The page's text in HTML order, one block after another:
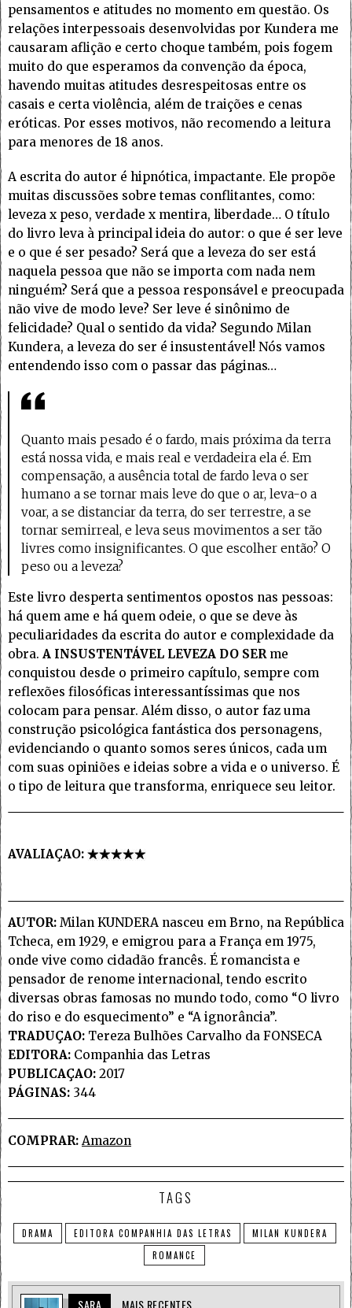
pensamentos e atitudes no momento em questão. Os
relações interpessoais desenvolvidas por Kundera me
causaram aflição e certo choque também, pois fogem
muito do que esperamos da convenção da época,
havendo muitas atitudes desrespeitosas entre os
casais e certa violência, além de traições e cenas
eróticas. Por esses motivos, não recomendo a leitura
para menores de 18 anos.
A escrita do autor é hipnótica, impactante. Ele propõe
muitas discussões sobre temas conflitantes, como:
leveza x peso, verdade x mentira, liberdade… O título
do livro leva à principal ideia do autor: o que é ser leve
e o que é ser pesado? Será que a leveza do ser está
naquela pessoa que não se importa com nada nem
ninguém? Será que a pessoa responsável e preocupada
não vive de modo leve? Ser leve é sinônimo de
felicidade? Qual o sentido da vida? Segundo Milan
Kundera, a leveza do ser é insustentável! Nós vamos
entendendo isso com o passar das páginas…
Quanto mais pesado é o fardo, mais próxima da terra
está nossa vida, e mais real e verdadeira ela é. Em
compensação, a ausência total de fardo leva o ser
humano a se tornar mais leve do que o ar, leva-o a
voar, a se distanciar da terra, do ser terrestre, a se
tornar semirreal, e leva seus movimentos a ser tão
livres como insignificantes. O que escolher então? O
peso ou a leveza?
Este livro desperta sentimentos opostos nas pessoas:
há quem ame e há quem odeie, o que se deve às
peculiaridades da escrita do autor e complexidade da
obra. A INSUSTENTÁVEL LEVEZA DO SER me
conquistou desde o primeiro capítulo, sempre com
reflexões filosóficas interessantíssimas que nos
colocam para pensar. Além disso, o autor faz uma
construção psicológica fantástica dos personagens,
evidenciando o quanto somos seres únicos, cada um
com suas opiniões e ideias sobre a vida e o universo. É
o tipo de leitura que transforma, enriquece seu leitor.
AVALIAÇAO:
AUTOR: Milan KUNDERA nasceu em Brno, na República
Tcheca, em 1929, e emigrou para a França em 1975,
onde vive como cidadão francês. É romancista e
pensador de renome internacional, tendo escrito
diversas obras famosas no mundo todo, como “O livro
do riso e do esquecimento” e “A ignorância”.
TRADUÇAO: Tereza Bulhões Carvalho da FONSECA
EDITORA: Companhia das Letras
PUBLICAÇAO: 2017
PÁGINAS: 344
COMPRAR: Amazon
TAGS
DRAMA EDITORA COMPANHIA DAS LETRAS
MILAN KUNDERA
ROMANCE
SARA MAIS RECENTES